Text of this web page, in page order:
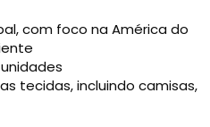
com foco na América do
tecidas, incluindo camisas,